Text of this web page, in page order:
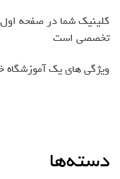
کلینیک شما در صفحه
تخصصی است
ویژگی های یک
دسته‌ها